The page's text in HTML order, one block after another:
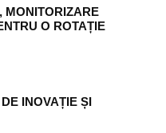
MONITORIZARE
O ROTAȚIE
INOVAȚIE ȘI